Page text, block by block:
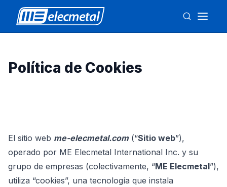
Política de Cookies
El sitio web me-elecmetal.com(“Sitio web”),
operado por ME Elecmetal International Inc. y su
grupo de empresas (colectivamente, “ME Elecmetal”),
utiliza “cookies”, una tecnología que instala